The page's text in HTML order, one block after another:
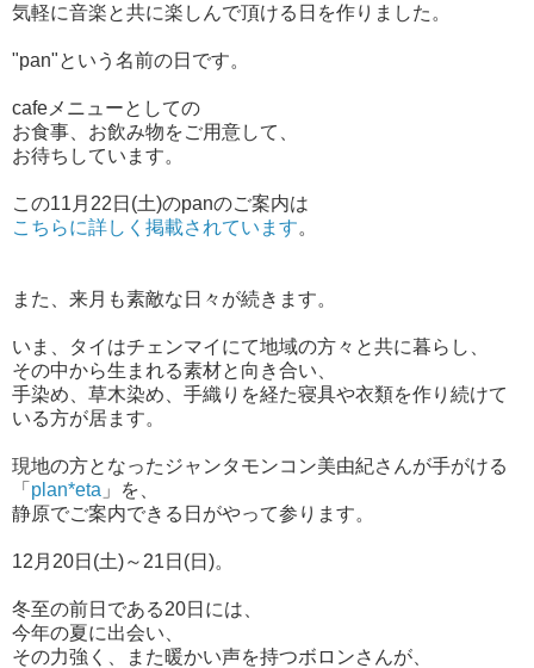
気軽に音楽と共に楽しんで頂ける日を作りました。
"pan"という名前の日です。
cafeメニューとしての
お食事、お飲み物をご用意して、
お待ちしています。
この11月22日(土)のpanのご案内は
こちらに詳しく掲載されています。
また、来月も素敵な日々が続きます。
いま、タイはチェンマイにて地域の方々と共に暮らし、
その中から生まれる素材と向き合い、
手染め、草木染め、手織りを経た寝具や衣類を作り続けて
いる方が居ます。
現地の方となったジャンタモンコン美由紀さんが手がける
「 plan*eta 」を、
静原でご案内できる日がやって参ります。
12月20日(土)～21日(日)。
冬至の前日である20日には、
今年の夏に出会い、
その力強く、また暖かい声を持つボロンさんが、